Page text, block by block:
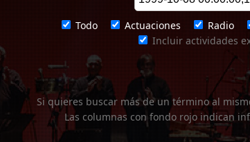
Todo Actuaciones Radio
Incluir actividades
Si quieres buscar más de un término al
Las columnas con fondo rojo indican